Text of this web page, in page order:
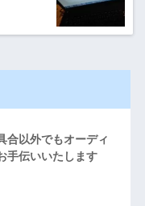
合以外でもオーディ
手伝いいたします